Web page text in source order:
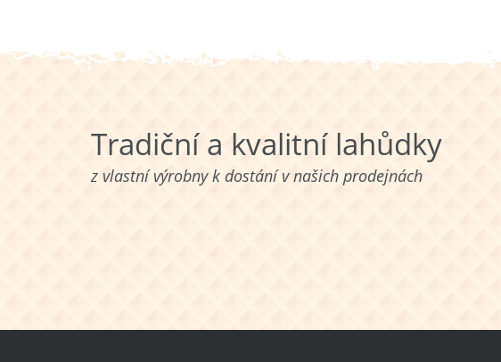
Tradiční a kvalitní lahůdky
z vlastní výrobny k dostání v našich prodejnách